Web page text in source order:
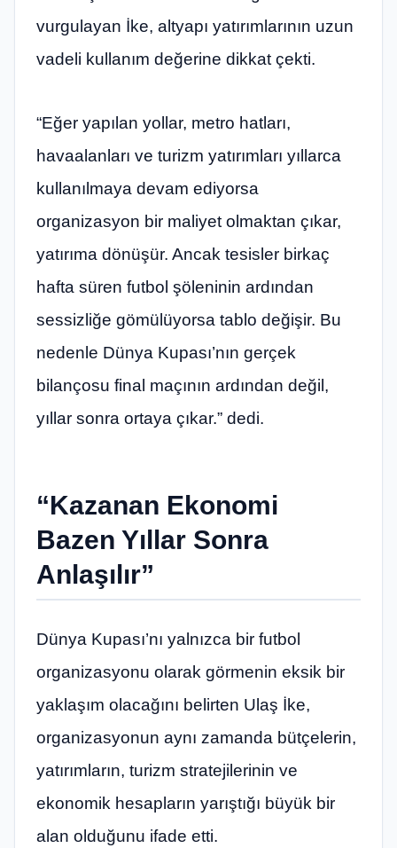
vurgulayan İke, altyapı yatırımlarının uzun
vadeli kullanım değerine dikkat çekti.
“Eğer yapılan yollar, metro hatları,
havaalanları ve turizm yatırımları yıllarca
kullanılmaya devam ediyorsa
organizasyon bir maliyet olmaktan çıkar,
yatırıma dönüşür. Ancak tesisler birkaç
hafta süren futbol şöleninin ardından
sessizliğe gömülüyorsa tablo değişir. Bu
nedenle Dünya Kupası’nın gerçek
bilançosu final maçının ardından değil,
yıllar sonra ortaya çıkar.” dedi.
“Kazanan Ekonomi
Bazen Yıllar Sonra
Anlaşılır”
Dünya Kupası’nı yalnızca bir futbol
organizasyonu olarak görmenin eksik bir
yaklaşım olacağını belirten Ulaş İke,
organizasyonun aynı zamanda bütçelerin,
yatırımların, turizm stratejilerinin ve
ekonomik hesapların yarıştığı büyük bir
alan olduğunu ifade etti.